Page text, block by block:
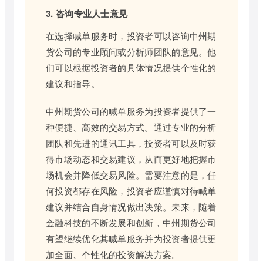
3. 咨询专业人士意见
在选择喊单服务时，投资者可以咨询中州期
货公司的专业顾问或分析师团队的意见。他
们可以根据投资者的具体情况提供个性化的
建议和指导。
中州期货公司的喊单服务为投资者提供了一
种便捷、高效的交易方式。通过专业的分析
团队和先进的通讯工具，投资者可以及时获
得市场动态和交易建议，从而更好地把握市
场机会并降低交易风险。需要注意的是，任
何投资都存在风险，投资者应谨慎对待喊单
建议并结合自身情况做出决策。未来，随着
金融科技的不断发展和创新，中州期货公司
有望继续优化其喊单服务并为投资者提供更
加全面、个性化的投资解决方案。